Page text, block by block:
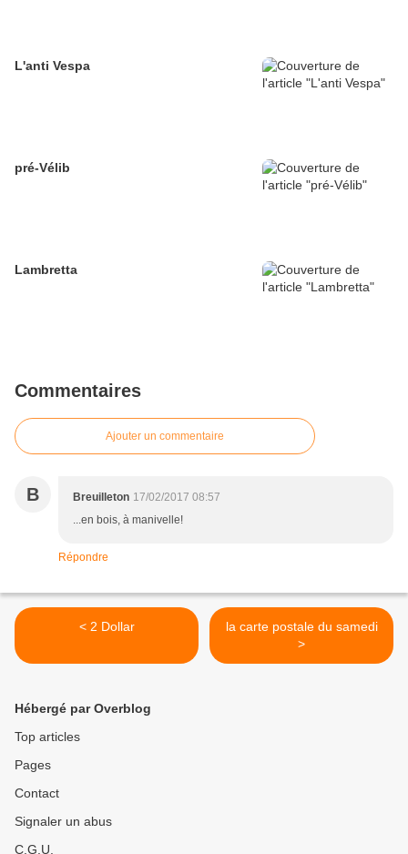
L'anti Vespa
pré-Vélib
Lambretta
Commentaires
Ajouter un commentaire
B Breuilleton 17/02/2017 08:57
...en bois, à manivelle!
Répondre
< 2 Dollar
la carte postale du samedi
>
Hébergé par Overblog
Top articles
Pages
Contact
Signaler un abus
C.G.U.